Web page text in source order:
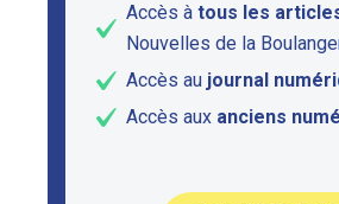
Accès à tous les
Nouvelles de la
Accès au journal
Accès aux anciens